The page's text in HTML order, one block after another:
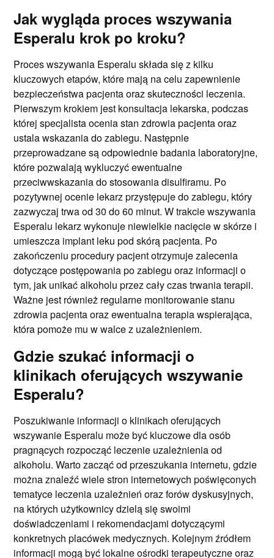
Jak wygląda proces wszywania
Esperalu krok po kroku?
Proces wszywania Esperalu składa się z kilku
kluczowych etapów, które mają na celu zapewnienie
bezpieczeństwa pacjenta oraz skuteczności leczenia.
Pierwszym krokiem jest konsultacja lekarska, podczas
której specjalista ocenia stan zdrowia pacjenta oraz
ustala wskazania do zabiegu. Następnie
przeprowadzane są odpowiednie badania laboratoryjne,
które pozwalają wykluczyć ewentualne
przeciwwskazania do stosowania disulfiramu. Po
pozytywnej ocenie lekarz przystępuje do zabiegu, który
zazwyczaj trwa od 30 do 60 minut. W trakcie wszywania
Esperalu lekarz wykonuje niewielkie nacięcie w skórze i
umieszcza implant leku pod skórą pacjenta. Po
zakończeniu procedury pacjent otrzymuje zalecenia
dotyczące postępowania po zabiegu oraz informacji o
tym, jak unikać alkoholu przez cały czas trwania terapii.
Ważne jest również regularne monitorowanie stanu
zdrowia pacjenta oraz ewentualna terapia wspierająca,
która pomoże mu w walce z uzależnieniem.
Gdzie szukać informacji o
klinikach oferujących wszywanie
Esperalu?
Poszukiwanie informacji o klinikach oferujących
wszywanie Esperalu może być kluczowe dla osób
pragnących rozpocząć leczenie uzależnienia od
alkoholu. Warto zacząć od przeszukania internetu, gdzie
można znaleźć wiele stron internetowych poświęconych
tematyce leczenia uzależnień oraz forów dyskusyjnych,
na których użytkownicy dzielą się swoimi
doświadczeniami i rekomendacjami dotyczącymi
konkretnych placówek medycznych. Kolejnym źródłem
informacji mogą być lokalne ośrodki terapeutyczne oraz